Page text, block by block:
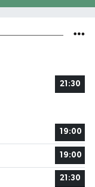
21:30
19:00
19:00
21:30